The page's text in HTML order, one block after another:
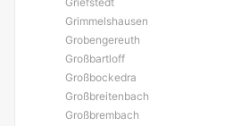
Grimmelshausen
Grobengereuth
Großbartloff
Großbockedra
Großbreitenbach
Großbrembach